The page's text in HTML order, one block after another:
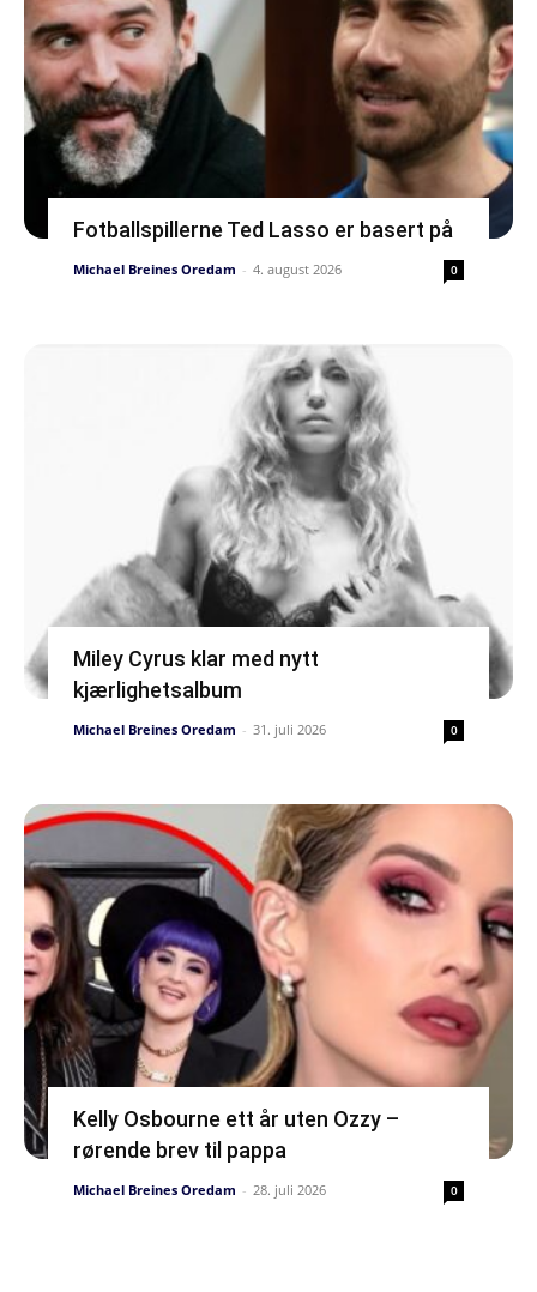
Fotballspillerne Ted Lasso er basert på
Michael Breines Oredam - 4. august 2026 0
Miley Cyrus klar med nytt
kjærlighetsalbum
Michael Breines Oredam - 31. juli 2026 0
Kelly Osbourne ett år uten Ozzy –
rørende brev til pappa
Michael Breines Oredam - 28. juli 2026 0